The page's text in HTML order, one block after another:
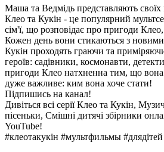
Маша та Ведмідь представляють своїх
Клео та Кукін - це популярний
сім'ї, що розповідає про пригоди Клео,
Кожен день вони стикаються з
Кукін проходять граючи та
героїв: садівники, космонавти,
пригоди Клео натхненна тим, що
дуже важливе: ким вона хоче стати!
Підпишись на канал!
Дивіться всі серії Клео та Кукін,
пісеньки, Смішні дитячі збірники
YouTube!
#клеотакукiн #мультфильмы #длядітей